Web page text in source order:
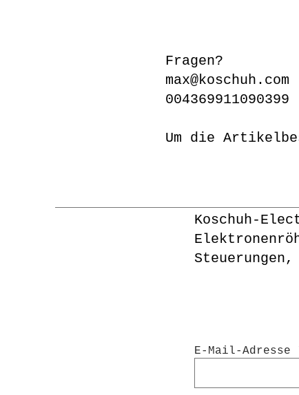
Fragen?
max@koschuh.com
004369911090399
Um die
Koschuh-
E-Mail-Adresse